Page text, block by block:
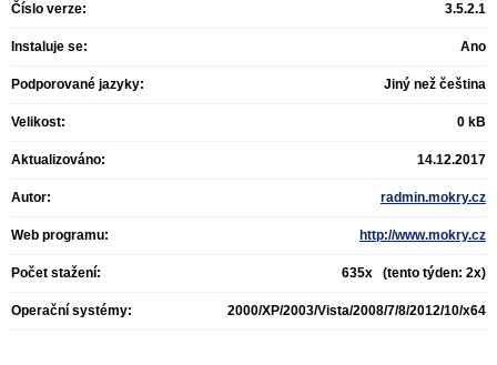
Číslo verze: 3.5.2.1
Instaluje se: Ano
Podporované jazyky: Jiný než čeština
Velikost: 0 kB
Aktualizováno: 14.12.2017
Autor: radmin.mokry.cz
Web programu: http://www.mokry.cz
Počet stažení: 635x (tento týden: 2x)
Operační systémy: 2000/XP/2003/Vista/2008/7/8/2012/10/x64